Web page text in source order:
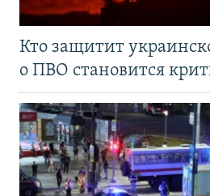
Кто защитит
о ПВО становится